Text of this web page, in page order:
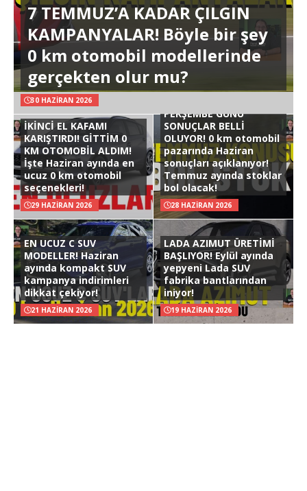
7 TEMMUZ’A KADAR ÇILGIN
KAMPANYALAR! Böyle bir şey
0 km otomobil modellerinde
gerçekten olur mu?
30 HAZIRAN 2026
İKİNCİ EL KAFAMI
KARIŞTIRDI! GİTTİM 0
KM OTOMOBİL ALDIM!
İşte Haziran ayında en
ucuz 0 km otomobil
seçenekleri!
29 HAZIRAN 2026
PERŞEMBE GÜNÜ
SONUÇLAR BELLİ
OLUYOR! 0 km otomobil
pazarında Haziran
sonuçları açıklanıyor!
Temmuz ayında stoklar
bol olacak!
28 HAZIRAN 2026
EN UCUZ C SUV
MODELLER! Haziran
ayında kompakt SUV
kampanya indirimleri
dikkat çekiyor!
21 HAZIRAN 2026
LADA AZIMUT ÜRETİMİ
BAŞLIYOR! Eylül ayında
yepyeni Lada SUV
fabrika bantlarından
iniyor!
19 HAZIRAN 2026